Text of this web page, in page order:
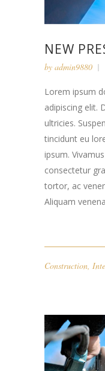
NEW
by admin9880
Lorem ipsum
adipiscing elit.
ultricies.
tincidunt eu
ipsum.
consectetur
tortor, ac
Aliquam
Construction,